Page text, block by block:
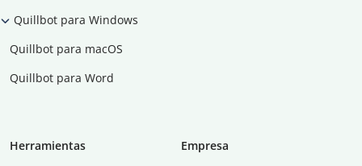
Quillbot para Windows
Quillbot para macOS
Quillbot para Word
Herramientas
Empresa